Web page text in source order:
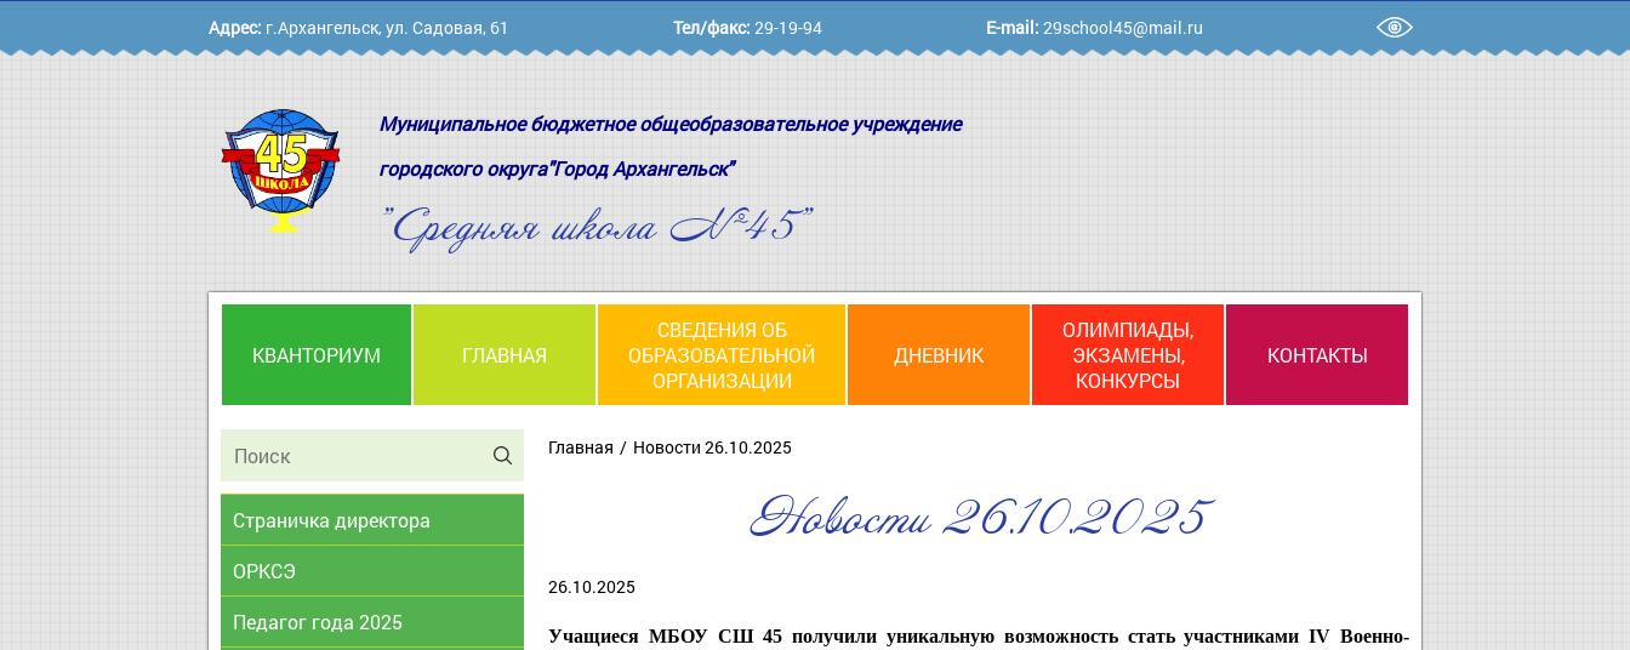
Адрес: г.Архангельск, ул. Садовая, 61 Тел/факс: 29-19-94 E-mail: 29school45@mail.ru
Муниципальное бюджетное общеобразовательное учреждение
городского округа"Город Архангельск"
"Средняя школа №45"
КВАНТОРИУМ ГЛАВНАЯ
СВЕДЕНИЯ ОБ
ОБРАЗОВАТЕЛЬНОЙ
ОРГАНИЗАЦИИ
ДНЕВНИК
ОЛИМПИАДЫ,
ЭКЗАМЕНЫ,
КОНКУРСЫ
КОНТАКТЫ
Страничка директора
ОРКСЭ
Педагог года 2025
Главная Новости 26.10.2025
Новости 26.10.2025
26.10.2025
Учащиеся МБОУ СШ 45 получили уникальную возможность стать участниками IV Военно-